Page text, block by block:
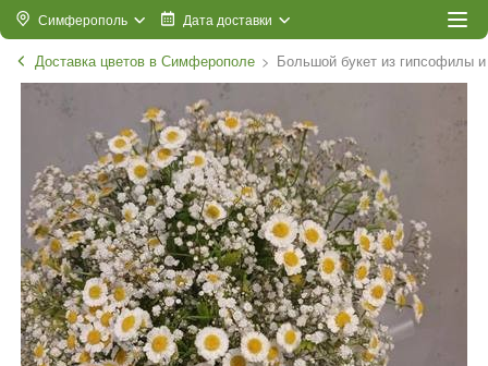
Симферополь Дата доставки
Доставка цветов в Симферополе Большой букет из гипсофилы